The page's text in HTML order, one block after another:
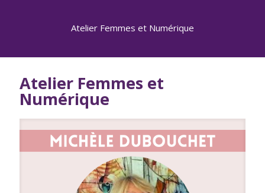
Atelier Femmes et Numérique
Atelier Femmes et
Numérique